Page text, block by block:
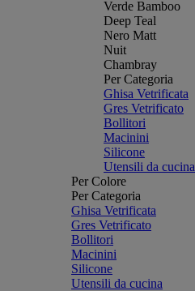
Verde Bamboo
Deep Teal
Nero Matt
Nuit
Chambray
Per Categoria
Ghisa Vetrificata
Gres Vetrificato
Bollitori
Macinini
Silicone
Utensili da cucina
Per Colore
Per Categoria
Ghisa Vetrificata
Gres Vetrificato
Bollitori
Macinini
Silicone
Utensili da cucina